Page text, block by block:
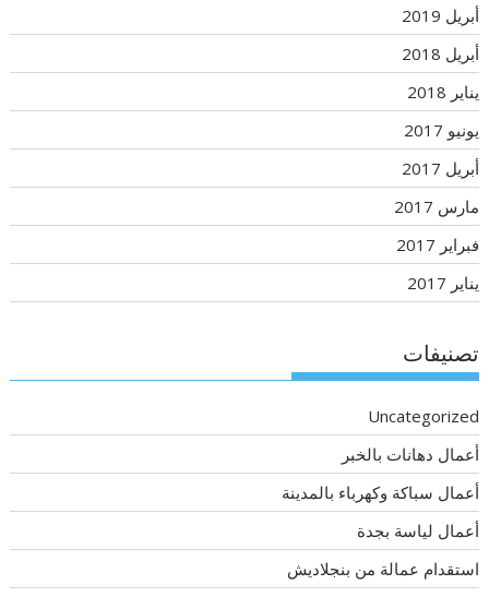
أبريل 2019
أبريل 2018
يناير 2018
يونيو 2017
أبريل 2017
مارس 2017
فبراير 2017
يناير 2017
تصنيفات
Uncategorized
أعمال دهانات بالخبر
أعمال سباكة وكهرباء بالمدينة
أعمال لياسة بجدة
استقدام عمالة من بنجلاديش